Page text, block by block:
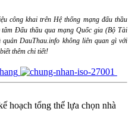
công khai trên Hệ thống mạng đấu thầu
Đấu thầu qua mạng Quốc gia (Bộ Tài
DauThau.info không liên quan gì với
thêm chi tiết!